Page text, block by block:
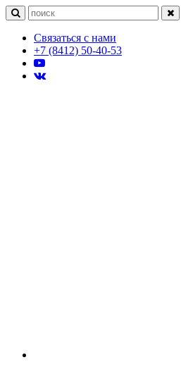
Связаться с нами
+7 (8412) 50-40-53